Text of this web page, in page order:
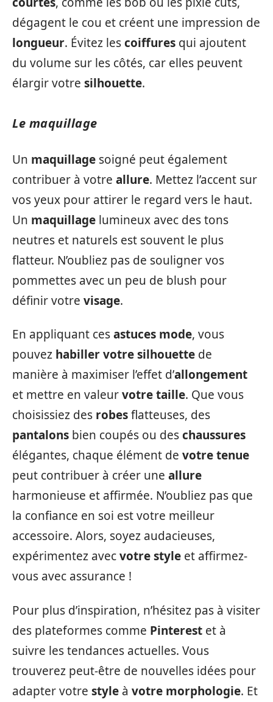
dégagent le cou et créent une impression de
longueur. Évitez lescoiffures qui ajoutent
du volume sur les côtés, car elles peuvent
élargir votre silhouette.
Le maquillage
Un maquillage soigné peut également
contribuer à votre allure. Mettez l’accent sur
vos yeux pour attirer le regard vers le haut.
Un maquillage lumineux avec des tons
neutres et naturels est souvent le plus
flatteur. N’oubliez pas de souligner vos
pommettes avec un peu de blush pour
définir votre visage.
En appliquant cesastuces mode, vous
pouvez habiller votre silhouette de
manière à maximiser l’effet d’allongement
et mettre en valeurvotre taille. Que vous
choisissiez des robesflatteuses, des
pantalons bien coupés ou deschaussures
élégantes, chaque élément de votre tenue
peut contribuer à créer une allure
harmonieuse et affirmée. N’oubliez pas que
la confiance en soi est votre meilleur
accessoire. Alors, soyez audacieuses,
expérimentez avecvotre style et affirmez-
vous avec assurance !
Pour plus d’inspiration, n’hésitez pas à visiter
des plateformes comme Pinterest et à
suivre les tendances actuelles. Vous
trouverez peut-être de nouvelles idées pour
adapter votre style à votre morphologie. Et